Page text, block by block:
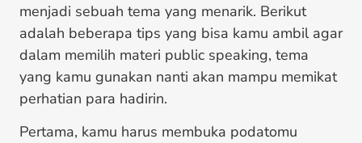
menjadi sebuah tema yang menarik. Berikut
adalah beberapa tips yang bisa kamu ambil agar
dalam memilih materi public speaking, tema
yang kamu gunakan nanti akan mampu memikat
perhatian para hadirin.
Pertama, kamu harus membuka podatomu